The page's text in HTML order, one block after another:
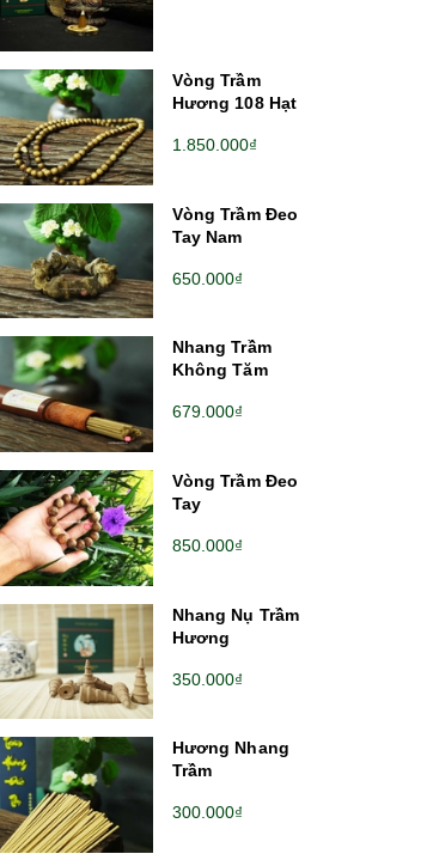
Vòng Trầm
Hương 108 Hạt
1.850.000₫
Vòng Trầm Đeo
Tay Nam
650.000₫
Nhang Trầm
Không Tăm
679.000₫
Vòng Trầm Đeo
Tay
850.000₫
Nhang Nụ Trầm
Hương
350.000₫
Hương Nhang
Trầm
300.000₫